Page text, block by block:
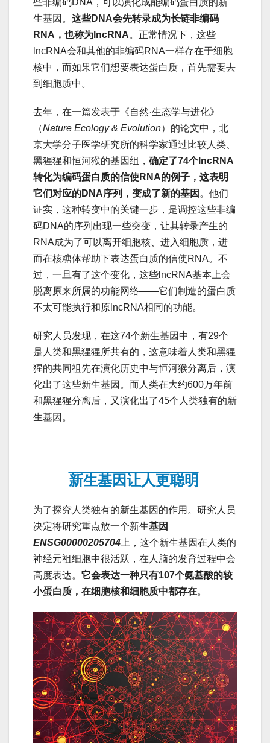
些非编码DNA，可以演化成能编码蛋白质的新
生基因。 这些DNA会先转录成为长链非编码
RNA，也称为lncRNA。正常情况下，这些
lncRNA会和其他的非编码RNA一样存在于细胞
核中，而如果它们想要表达蛋白质，首先需要去
到细胞质中。
去年，在一篇发表于《自然·生态学与进化》
（Nature Ecology & Evolution）的论文中，北
京大学分子医学研究所的科学家通过比较人类、
黑猩猩和恒河猴的基因组， 确定了74个lncRNA
转化为编码蛋白质的信使RNA的例子，这表明
它们对应的DNA序列，变成了新的基因 。他们
证实，这种转变中的关键一步，是调控这些非编
码DNA的序列出现一些突变，让其转录产生的
RNA成为了可以离开细胞核、进入细胞质，进
而在核糖体帮助下表达蛋白质的信使RNA。不
过，一旦有了这个变化，这些lncRNA基本上会
脱离原来所属的功能网络——它们制造的蛋白质
不太可能执行和原lncRNA相同的功能。
研究人员发现，在这74个新生基因中，有29个
是人类和黑猩猩所共有的，这意味着人类和黑猩
猩的共同祖先在演化历史中与恒河猴分离后，演
化出了这些新生基因。而人类在大约600万年前
和黑猩猩分离后，又演化出了45个人类独有的新
生基因。
新生基因让人更聪明
为了探究人类独有的新生基因的作用。研究人员
决定将研究重点放一个新生基因
ENSG00000205704 上，这个新生基因在人类的
神经元祖细胞中很活跃，在人脑的发育过程中会
高度表达。 它会表达一种只有107个氨基酸的较
小蛋白质，在细胞核和细胞质中都存在。